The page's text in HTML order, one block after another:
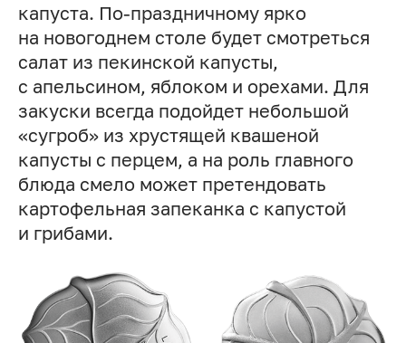
капуста. По-праздничному ярко
на новогоднем столе будет смотреться
салат из пекинской капусты,
с апельсином, яблоком и орехами. Для
закуски всегда подойдет небольшой
«сугроб» из хрустящей квашеной
капусты с перцем, а на роль главного
блюда смело может претендовать
картофельная запеканка с капустой
и грибами.